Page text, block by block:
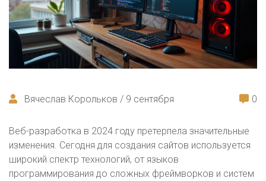
Вячеслав Корольков / 9 сентября 0
Веб-разработка в 2024 году претерпела значительные
изменения. Сегодня для создания сайтов используется
широкий спектр технологий, от языков
программирования до сложных фреймворков и систем